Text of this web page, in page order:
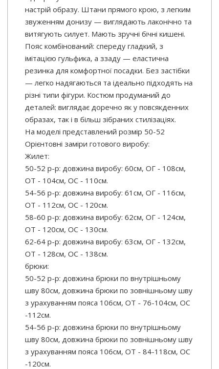
настрій образу. Штани прямого крою, з легким
звуженням донизу — виглядають лаконічно та
витягують силует. Мають зручні бічні кишені.
Пояс комбінований: спереду гладкий, з
імітацією гульфика, а ззаду — еластична
резинка для комфортної посадки. Без застібки
— легко надягаються та ідеально підходять на
різні типи фігури. Костюм продуманий до
деталей: виглядає доречно як у повсякденних
образах, так і в більш зібраних стилізаціях.
На моделі представлений розмір 50-52
Орієнтовні заміри готового виробу:
Жилет:
50-52 р-р: довжина виробу: 60см, ОГ - 108см,
ОТ - 104см, OC - 110см.
54-56 р-р: довжина виробу: 61см, ОГ - 116см,
ОТ - 112см, OC - 120см.
58-60 р-р: довжина виробу: 62см, ОГ - 124см,
ОТ - 120см, OC - 130см.
62-64 р-р: довжина виробу: 63см, ОГ - 132см,
ОТ - 128см, OC - 138см.
брюки:
50-52 р-р: довжина брюки по внутрішньому
шву 80см, довжина брюки по зовнішньому шву
з урахуванням пояса 106см, ОТ - 76-104см, OC
-112см.
54-56 р-р: довжина брюки по внутрішньому
шву 80см, довжина брюки по зовнішньому шву
з урахуванням пояса 106см, ОТ - 84-118см, OC
-120см.